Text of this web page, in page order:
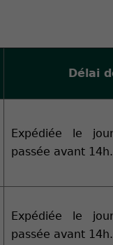
Délai
Expédiée le
passée avant 14h.
Expédiée le
passée avant 14h.